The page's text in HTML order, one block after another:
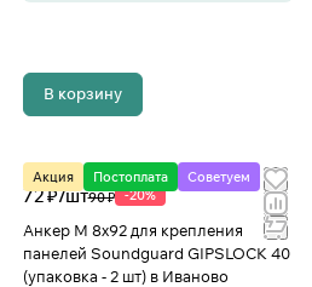
В корзину
Акция Постоплата Советуем
72 ₽/шт90 ₽ -20%
Анкер M 8x92 для крепления
панелей Soundguard GIPSLOCK 40
(упаковка - 2 шт) в Иваново